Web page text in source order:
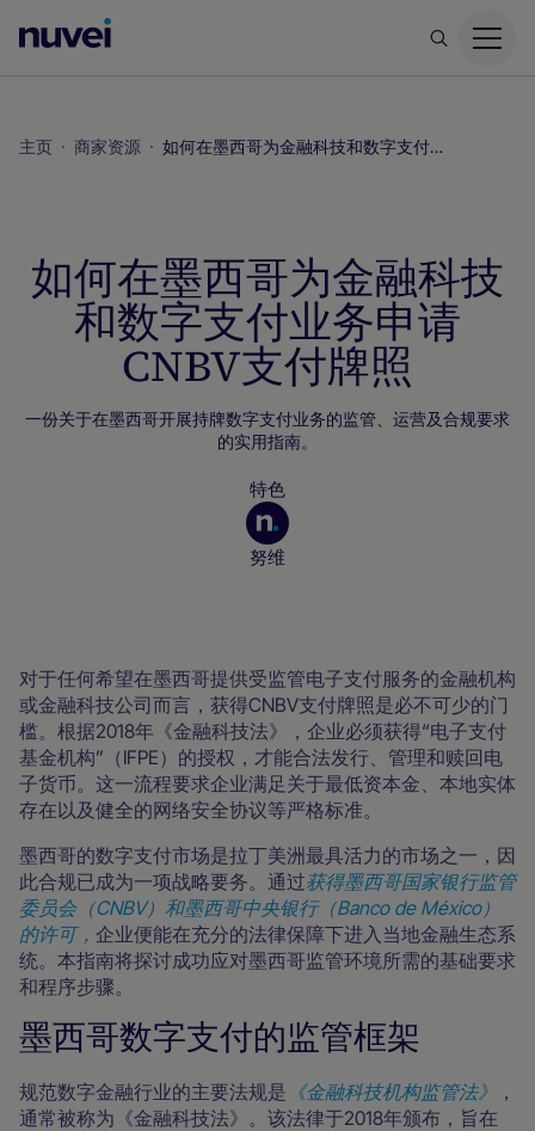
主
主页 商家资源 如何在墨西哥为金融科技和数字支付业务申请CNBV支付牌照
如何在墨西哥为金融科技
和数字支付业务申请
CNBV支付牌照
一份关于在墨西哥开展持牌数字支付业务的监管、运营及合规要求
的实用指南。
特色
努维
对于任何希望在墨西哥提供受监管电子支付服务的金融机构
或金融科技公司而言，获得CNBV支付牌照是必不可少的门
槛。根据2018年《金融科技法》，企业必须获得“电子支付
基金机构”（IFPE）的授权，才能合法发行、管理和赎回电
子货币。这一流程要求企业满足关于最低资本金、本地实体
存在以及健全的网络安全协议等严格标准。
墨西哥的数字支付市场是拉丁美洲最具活力的市场之一，因
此合规已成为一项战略要务。通过获得墨西哥国家银行监管
委员会（CNBV）和墨西哥中央银行（Banco de México）
的许可， 企业便能在充分的法律保障下进入当地金融生态系
统。本指南将探讨成功应对墨西哥监管环境所需的基础要求
和程序步骤。
墨西哥数字支付的监管框架
规范数字金融行业的主要法规是 《金融科技机构监管法》
，
通常被称为《金融科技法》。该法律于2018年颁布，旨在